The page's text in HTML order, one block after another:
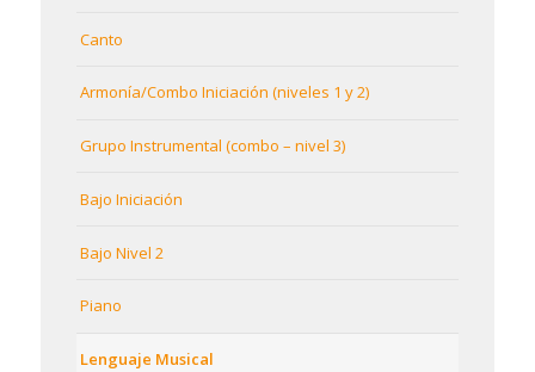
Canto
Armonía/Combo Iniciación (niveles 1 y 2)
Grupo Instrumental (combo – nivel 3)
Bajo Iniciación
Bajo Nivel 2
Piano
Lenguaje Musical